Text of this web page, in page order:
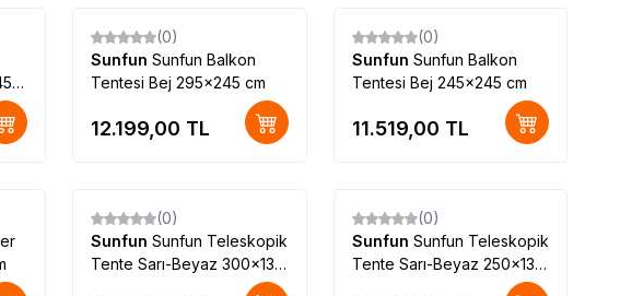
(0)
Sunfun Sunfun Balkon
Tentesi Bej 295x245 cm
12.199,00 TL
(0)
Sunfun Sunfun Balkon
Tentesi Bej 245x245 cm
11.519,00 TL
(0)
Sunfun Sunfun Teleskopik
Tente Sarı-Beyaz 300x130
(0)
Sunfun Sunfun Teleskopik
Tente Sarı-Beyaz 250x130